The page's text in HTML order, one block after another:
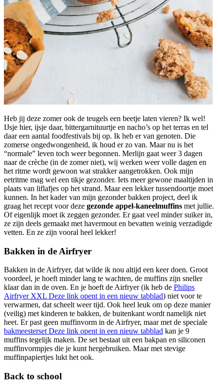
Heb jij deze zomer ook de teugels een beetje laten vieren? Ik wel!
IJsje hier, ijsje daar, bittergarnituurtje en nacho’s op het terras en tel
daar een aantal foodfestivals bij op. Ik heb er van genoten. Die
zomerse ongedwongenheid, ik houd er zo van. Maar nu is het
“normale” leven toch weer begonnen. Merlijn gaat weer 3 dagen
naar de crèche (in de zomer niet), wij werken weer volle dagen en
het ritme wordt gewoon wat strakker aangetrokken. Ook mijn
eetritme mag wel een tikje gezonder. Iets meer gewone maaltijden in
plaats van liflafjes op het strand. Maar een lekker tussendoortje moet
kunnen. In het kader van mijn gezonder bakken project, deel ik
graag het recept voor deze gezonde appel-kaneelmuffins met jullie.
Of eigenlijk moet ik zeggen gezonder. Er gaat veel minder suiker in,
ze zijn deels gemaakt met havermout en bevatten weinig verzadigde
vetten. En ze zijn vooral heel lekker!
Bakken in de Airfryer
Bakken in de Airfryer, dat wilde ik nou altijd een keer doen. Groot
voordeel, je hoeft minder lang te wachten, de muffins zijn sneller
klaar dan in de oven. En je hoeft de Airfryer (ik heb de Philips
Airfryer XXL Deze link opent in een nieuw tabblad) niet voor te
verwarmen, dat scheelt weer tijd. Ook heel leuk om op deze manier
(veilig) met kinderen te bakken, de buitenkant wordt namelijk niet
heet. Er past geen muffinvorm in de Airfryer, maar met de speciale
bakmeesterset Deze link opent in een nieuw tabblad kan je 9
muffins tegelijk maken. De set bestaat uit een bakpan en siliconen
muffinvormpjes die je kunt hergebruiken. Maar met stevige
muffinpapiertjes lukt het ook.
Back to school